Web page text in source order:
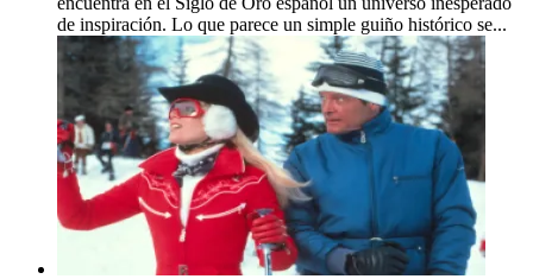
de inspiración. Lo que parece un simple guiño histórico se...